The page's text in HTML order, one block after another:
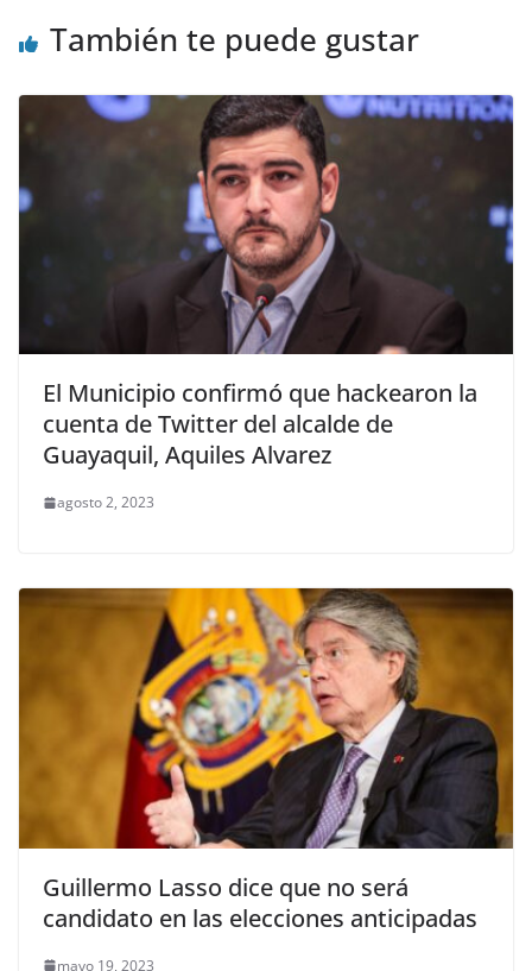
k
También te puede gustar
El Municipio confirmó que hackearon la
cuenta de Twitter del alcalde de
Guayaquil, Aquiles Alvarez
agosto 2, 2023
Guillermo Lasso dice que no será
candidato en las elecciones anticipadas
mayo 19, 2023